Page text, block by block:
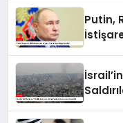
Putin,